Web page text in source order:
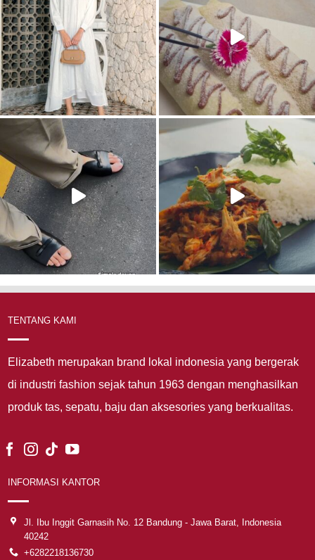
TENTANG KAMI
Elizabeth merupakan brand lokal indonesia yang bergerak
di industri fashion sejak tahun 1963 dengan menghasilkan
produk tas, sepatu, baju dan aksesories yang berkualitas.
INFORMASI KANTOR
Jl. Ibu Inggit Garnasih No. 12 Bandung - Jawa Barat, Indonesia
40242
+6282218136730